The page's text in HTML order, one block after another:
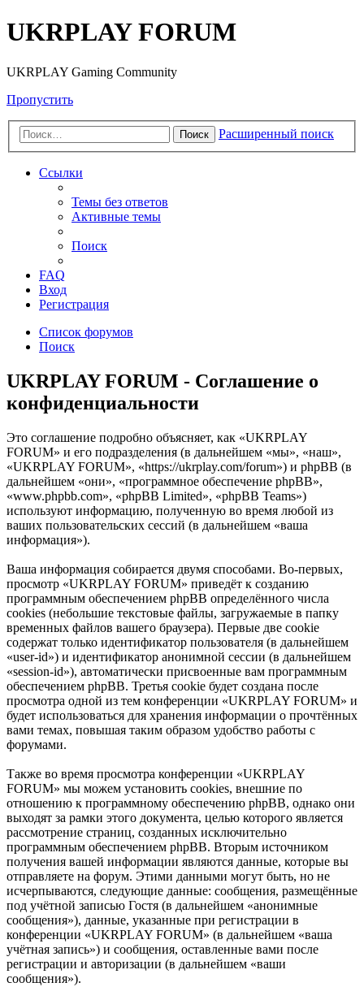
UKRPLAY FORUM
UKRPLAY Gaming Community
Пропустить
Поиск Расширенный поиск
Ссылки
Темы без ответов
Активные темы
Поиск
FAQ
Вход
Регистрация
Список форумов
Поиск
UKRPLAY FORUM - Соглашение о
конфиденциальности
Это соглашение подробно объясняет, как «UKRPLAY
FORUM» и его подразделения (в дальнейшем «мы», «наш»,
«UKRPLAY FORUM», «https://ukrplay.com/forum») и phpBB (в
дальнейшем «они», «программное обеспечение phpBB»,
«www.phpbb.com», «phpBB Limited», «phpBB Teams»)
используют информацию, полученную во время любой из
ваших пользовательских сессий (в дальнейшем «ваша
информация»).
Ваша информация собирается двумя способами. Во-первых,
просмотр «UKRPLAY FORUM» приведёт к созданию
программным обеспечением phpBB определённого числа
cookies (небольшие текстовые файлы, загружаемые в папку
временных файлов вашего браузера). Первые две cookie
содержат только идентификатор пользователя (в дальнейшем
«user-id») и идентификатор анонимной сессии (в дальнейшем
«session-id»), автоматически присвоенные вам программным
обеспечением phpBB. Третья cookie будет создана после
просмотра одной из тем конференции «UKRPLAY FORUM» и
будет использоваться для хранения информации о прочтённых
вами темах, повышая таким образом удобство работы с
форумами.
Также во время просмотра конференции «UKRPLAY
FORUM» мы можем установить cookies, внешние по
отношению к программному обеспечению phpBB, однако они
выходят за рамки этого документа, целью которого является
рассмотрение страниц, созданных исключительно
программным обеспечением phpBB. Вторым источником
получения вашей информации являются данные, которые вы
отправляете на форум. Этими данными могут быть, но не
исчерпываются, следующие данные: сообщения, размещённые
под учётной записью Гостя (в дальнейшем «анонимные
сообщения»), данные, указанные при регистрации в
конференции «UKRPLAY FORUM» (в дальнейшем «ваша
учётная запись») и сообщения, оставленные вами после
регистрации и авторизации (в дальнейшем «ваши
сообщения»).